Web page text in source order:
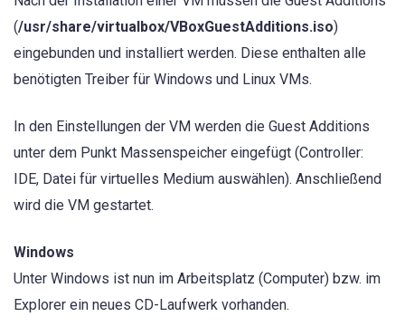
(/usr/share/virtualbox/VBoxGuestAdditions.iso)
eingebunden und installiert werden. Diese enthalten alle
benötigten Treiber für Windows und Linux VMs.
In den Einstellungen der VM werden die Guest Additions
unter dem Punkt Massenspeicher eingefügt (Controller:
IDE, Datei für virtuelles Medium auswählen). Anschließend
wird die VM gestartet.
Windows
Unter Windows ist nun im Arbeitsplatz (Computer) bzw. im
Explorer ein neues CD-Laufwerk vorhanden.